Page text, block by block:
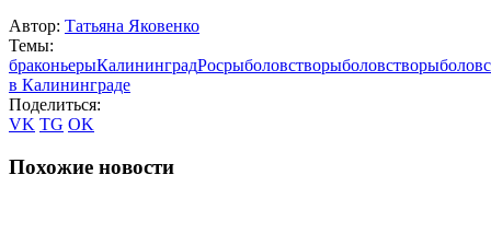
Автор: Татьяна Яковенко
Темы:
браконьерыКалининградРосрыболовстворыболовство
в Калининграде
Поделиться:
VK TG OK
Похожие новости